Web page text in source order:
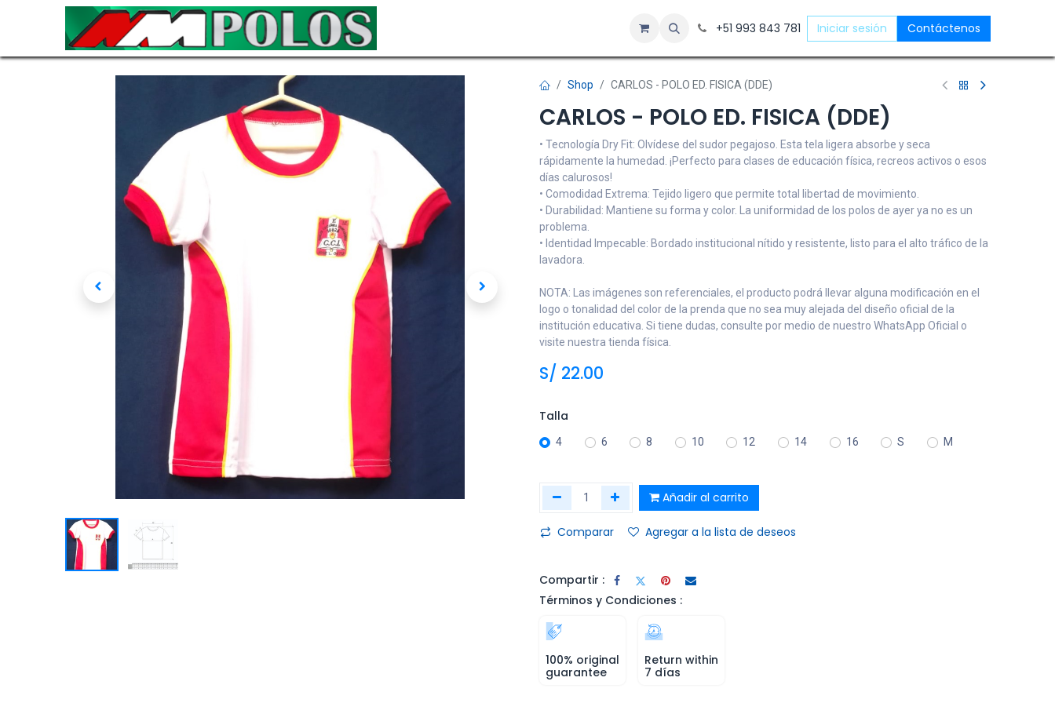
Sobre nosotros Contáctenos
+51 993 843 781 Iniciar sesión Contáctenos
Shop CARLOS - POLO ED. FISICA (DDE)
CARLOS - POLO ED. FISICA (DDE)
• Tecnología Dry Fit: Olvídese del sudor pegajoso. Esta tela ligera absorbe y seca
rápidamente la humedad. ¡Perfecto para clases de educación física, recreos activos o esos
días calurosos!
• Comodidad Extrema: Tejido ligero que permite total libertad de movimiento.
• Durabilidad: Mantiene su forma y color. La uniformidad de los polos de ayer ya no es un
problema.
• Identidad Impecable: Bordado institucional nítido y resistente, listo para el alto tráfico de la
lavadora.
NOTA: Las imágenes son referenciales, el producto podrá llevar alguna modificación en el
logo o tonalidad del color de la prenda que no sea muy alejada del diseño oficial de la
institución educativa. Si tiene dudas, consulte por medio de nuestro WhatsApp Oficial o
visite nuestra tienda física.
S/ 22.00
Talla
4 6 8 10 12 14 16 S M
Añadir al carrito
Comparar Agregar a la lista de deseos
Compartir :
Términos y Condiciones :
100% original
guarantee
Return within
7 días